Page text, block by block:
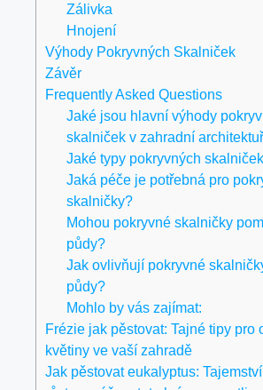
Zálivka
Hnojení
Výhody Pokryvných Skalniček
Závěr
Frequently Asked Questions
Jaké jsou hlavní výhody
skalniček v zahradní
Jaké typy pokryvných
Jaká péče je potřebná pro
skalničky?
Mohou pokryvné skalničky
půdy?
Jak ovlivňují pokryvné
půdy?
Mohlo by vás zajímat:
Frézie jak pěstovat: Tajné tipy pro
květiny ve vaší zahradě
Jak pěstovat eukalyptus: